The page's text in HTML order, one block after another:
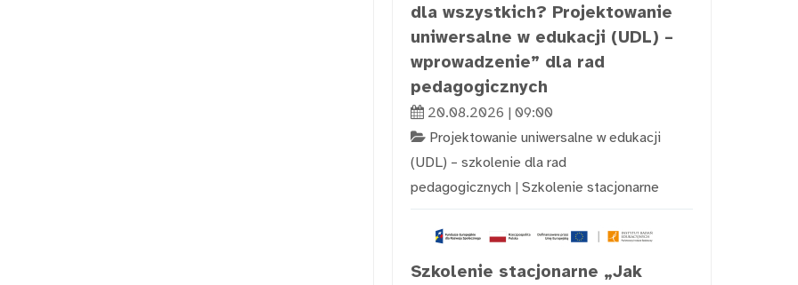
dla wszystkich? Projektowanie
uniwersalne w edukacji (UDL) –
wprowadzenie” dla rad
pedagogicznych
20.08.2026 | 09:00
Projektowanie uniwersalne w edukacji
(UDL) – szkolenie dla rad
pedagogicznych | Szkolenie stacjonarne
Szkolenie stacjonarne „Jak